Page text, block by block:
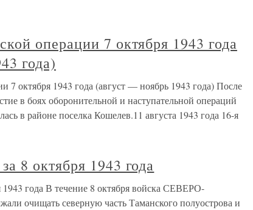
операции 7 октября 1943 года
года)
7 октября 1943 года (август — ноябрь 1943 года) После
в боях оборонительной и наступательной операций
в районе поселка Кошелев.11 августа 1943 года 16-я
8 октября 1943 года
1943 года В течение 8 октября войска СЕВЕРО-
очищать северную часть Таманского полуострова и